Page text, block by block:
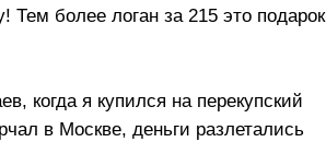
более логан за 215 это подарок
когда я купился на перекупский
в Москве, деньги разлетались